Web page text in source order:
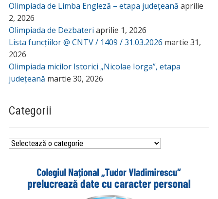
Olimpiada de Limba Engleză – etapa județeană aprilie
2, 2026
Olimpiada de Dezbateri aprilie 1, 2026
Lista funcțiilor @ CNTV / 1409 / 31.03.2026 martie 31,
2026
Olimpiada micilor Istorici „Nicolae Iorga”, etapa
județeană martie 30, 2026
Categorii
Categorii